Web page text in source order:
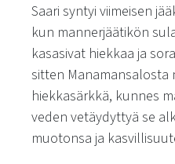
Saari syntyi viimeisen
kun mannerjäätikön
kasasivat hiekkaa ja
sitten Manamansalosta
hiekkasärkkä, kunnes
veden vetäydyttyä se
muotonsa ja